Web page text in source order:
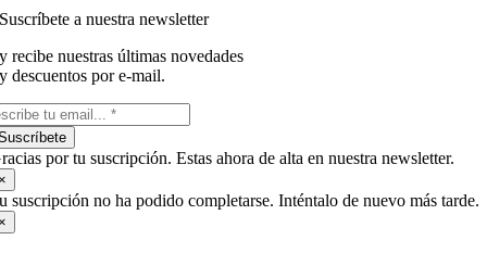
Suscríbete a nuestra newsletter
y recibe nuestras últimas novedades
y descuentos por e-mail.
por tu suscripción. Estas ahora de alta en nuestra newsletter.
suscripción no ha podido completarse. Inténtalo de nuevo más tarde.